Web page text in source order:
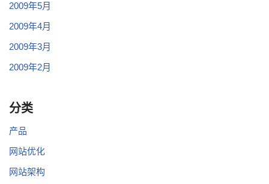
2009年5月
2009年4月
2009年3月
2009年2月
分类
产品
网站优化
网站架构